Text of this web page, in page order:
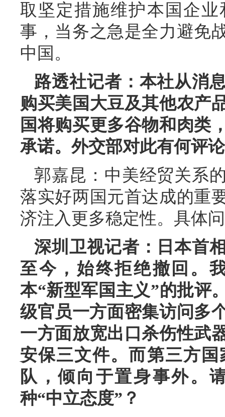
取坚定措施维护本国企
事，当务之急是全力避免
中国。
路透社记者：本社从消
购买美国大豆及其他农产
国将购买更多谷物和肉类
承诺。外交部对此有何评
郭嘉昆：中美经贸关系
落实好两国元首达成的重
济注入更多稳定性。具体
深圳卫视记者：日本首
至今，始终拒绝撤回。
本“新型军国主义”的批评
级官员一方面密集访问多
一方面放宽出口杀伤性武
安保三文件。而第三方
队，倾向于置身事外。
种“中立态度”？